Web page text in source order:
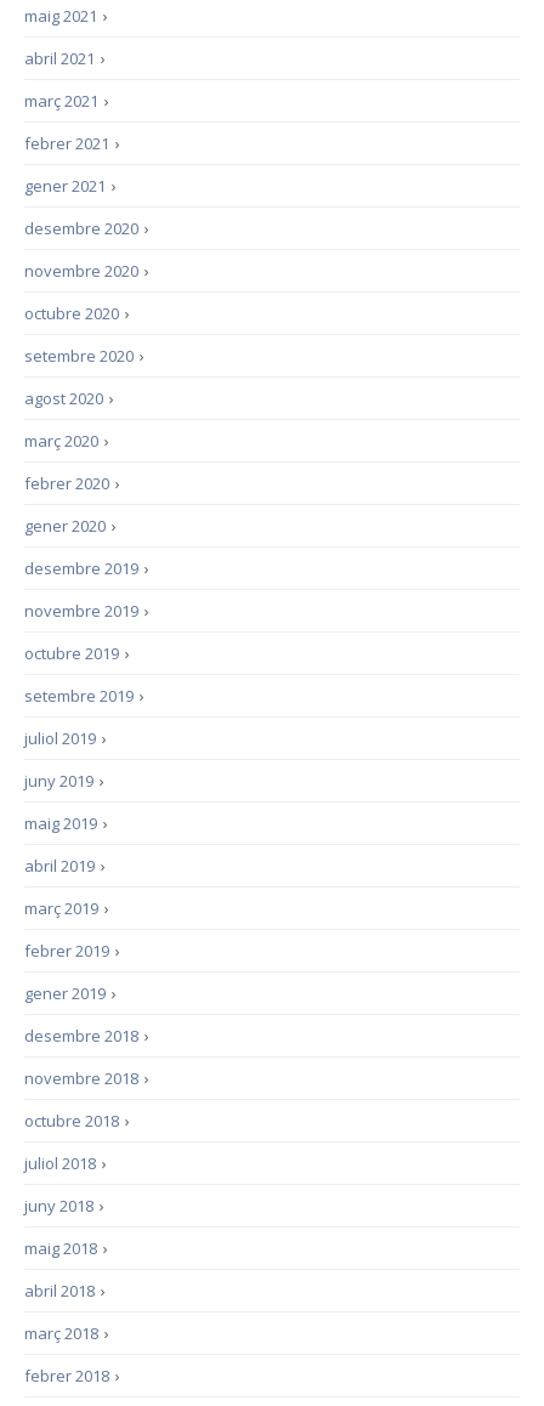
›
maig 2021
›
abril 2021
›
març 2021
›
febrer 2021
›
gener 2021
›
desembre 2020
›
novembre 2020
›
octubre 2020
›
setembre 2020
›
agost 2020
›
març 2020
›
febrer 2020
›
gener 2020
›
desembre 2019
›
novembre 2019
›
octubre 2019
›
setembre 2019
›
juliol 2019
›
juny 2019
›
maig 2019
›
abril 2019
›
març 2019
›
febrer 2019
›
gener 2019
›
desembre 2018
›
novembre 2018
›
octubre 2018
›
juliol 2018
›
juny 2018
›
maig 2018
›
abril 2018
›
març 2018
›
febrer 2018